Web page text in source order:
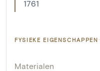
1761
FYSIEKE EIGENSCHAPPEN
Materialen